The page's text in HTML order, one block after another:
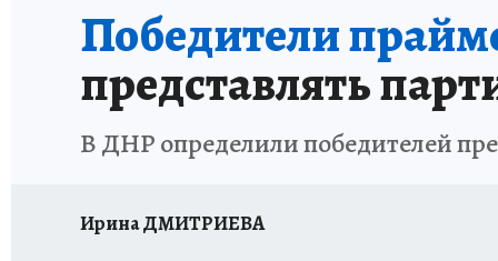
ДЕФИЦИТ ЖЕЛЕЗА ПРЕСС-
ВСЕ О КП
Победители
представлять
В ДНР определили победителей
Ирина ДМИТРИЕВА